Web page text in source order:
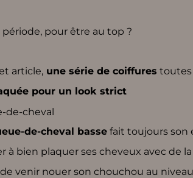
pour être au top ?
article, une série de coiffures toutes
pour un look strict
de-cheval basse fait toujours son
à bien plaquer ses cheveux avec de
de venir nouer son chouchou au